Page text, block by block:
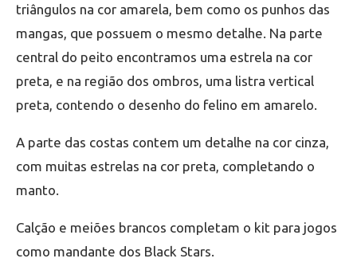
triângulos na cor amarela, bem como os punhos das
mangas, que possuem o mesmo detalhe. Na parte
central do peito encontramos uma estrela na cor
preta, e na região dos ombros, uma listra vertical
preta, contendo o desenho do felino em amarelo.
A parte das costas contem um detalhe na cor cinza,
com muitas estrelas na cor preta, completando o
manto.
Calção e meiões brancos completam o kit para jogos
como mandante dos Black Stars.